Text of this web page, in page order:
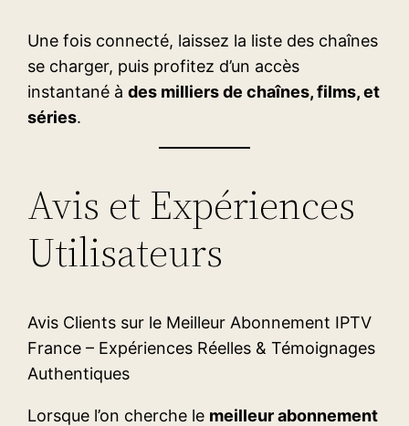
Une fois connecté, laissez la liste des chaînes
se charger, puis profitez d’un accès
instantané àdes milliers de chaînes, films, et
séries.
Avis et Expériences
Utilisateurs
Avis Clients sur le Meilleur Abonnement IPTV
France – Expériences Réelles & Témoignages
Authentiques
Lorsque l’on cherche le meilleur abonnement